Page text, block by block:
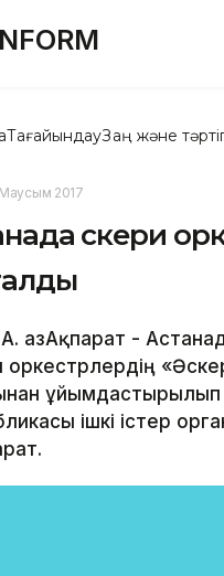
ТағайындауЗаң және
2017
әскери
ҚазАқпарат -
оркестрлердің
ұйымдастырылып
ішкі істер